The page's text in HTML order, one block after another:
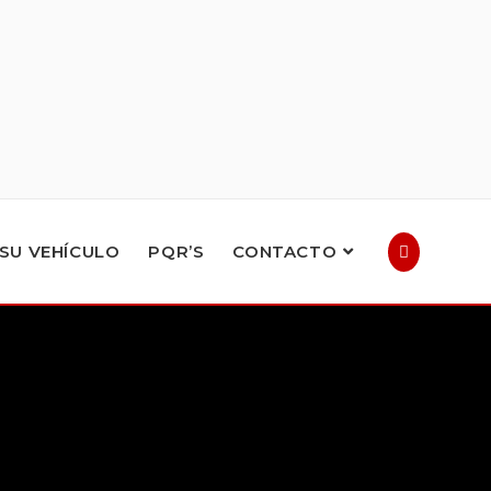
VEHÍCULO PQR’S CONTACTO ALTERNAR